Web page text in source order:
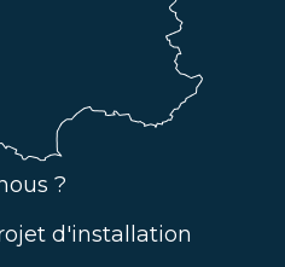
?
d'installation